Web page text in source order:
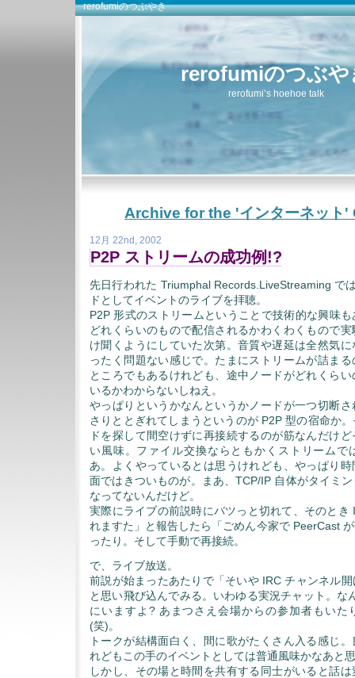
rerofumiのつぶやき
rerofumiのつぶや
rerofumi’s hoehoe talk
Archive for the 'インターネット'
12月 22nd, 2002
P2P ストリームの成功例!?
先日行われた Triumphal Records.LiveStreaming で
ドとしてイベントのライブを拝聴。
P2P 形式のストリームということで技術的な興味
どれくらいのもので配信されるかわくわくもので
け聞くようにしていた次第。音質や遅延は全然気
ったく問題ない感じで。たまにストリームが詰ま
ところでもあるけれども、途中ノードがどれくら
いるかわからないしねえ。
やっぱりというかなんというかノードが一つ切断
さりととぎれてしまうというのが P2P 型の宿命か
ドを探して間空けずに再接続するのが筋なんだけ
い風味。ファイル交換ならともかくストリームで
あ。よくやっているとは思うけれども、やっぱり
面ではきついものが。まあ、TCP/IP 自体がタイミ
なってないんだけど。
実際にライブの前説時にバツっと切れて、そのとき
れますた」と報告したら「ごめん今家で PeerCast
ったり。そして手動で再接続。
で、ライブ放送。
前説が始まったあたりで「そいや IRC チャンネル
と思い飛び込んでみる。いわゆる実況チャット。な
にいますよ? あまつさえ会場からの参加者もいた
(笑)。
トークが結構面白く、間に歌がたくさん入る感じ
れどもこの手のイベントとしては普通風味かなあと
しかし、その場と時間を共有する同士がいると話